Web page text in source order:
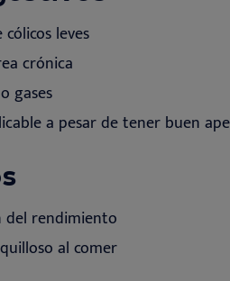
leves
crónica
gases
a pesar de tener buen
del rendimiento
al comer